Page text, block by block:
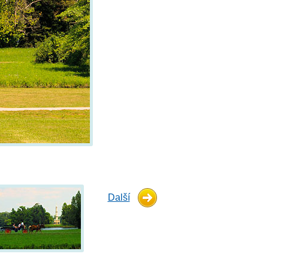
Další